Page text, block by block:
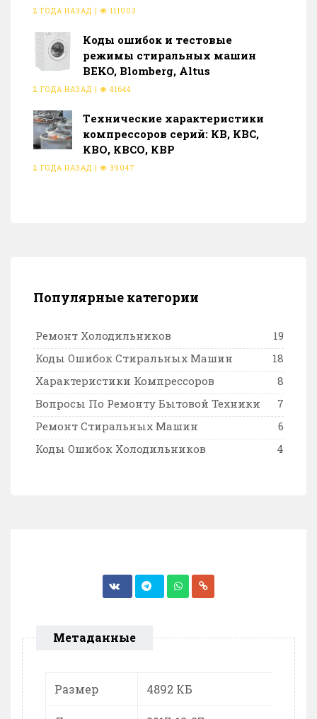
2 ГОДА НАЗАД | 111003
Коды ошибок и тестовые
режимы стиральных машин
BEKO, Blomberg, Altus
2 ГОДА НАЗАД | 41644
Тeхнические характеристики
компрессоров серий: КВ, КВС,
КВО, КВСО, КВР
2 ГОДА НАЗАД | 39047
Популярные категории
Ремонт Холодильников
19
Коды Ошибок Стиральных Машин
18
Характеристики Компрессоров
8
Вопросы По Ремонту Бытовой Техники
7
Ремонт Стиральных Машин
6
Коды Ошибок Холодильников
4
Метаданные
Размер 4892 КБ